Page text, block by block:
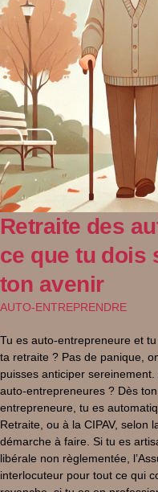
Retraite des
ce que tu dois
ton avenir
AUTO-ENTREPRENDRE
Tu es auto-entrepreneure et
ta retraite ? Pas de panique,
puisses anticiper
auto-entrepreneures ? Dès
entrepreneure, tu es
Retraite, ou à la CIPAV, selon
démarche à faire. Si tu es
libérale non règlementée,
interlocuteur pour tout ce qui